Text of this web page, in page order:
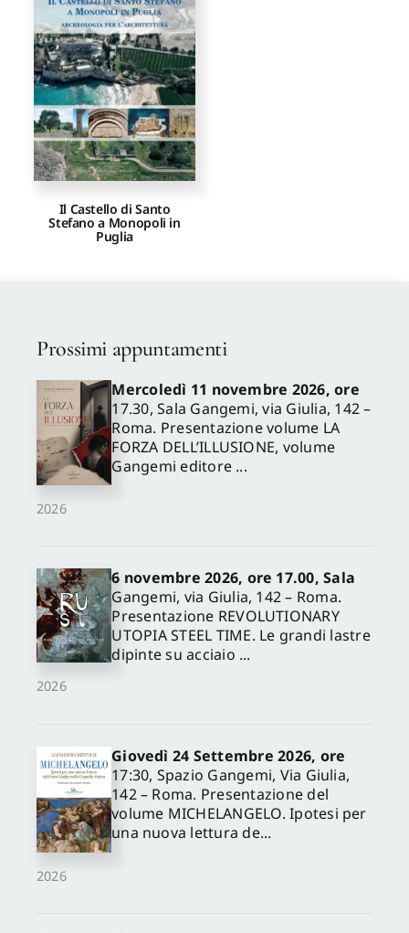
Proposte di pubblicazione
Gangemi Editore
Newsletter
Il Castello di Santo
Stefano a Monopoli in
Puglia
Prossimi appuntamenti
2026
Mercoledì 11 novembre 2026, ore
17.30, Sala Gangemi, via Giulia, 142 –
Roma. Presentazione volume LA
FORZA DELL’ILLUSIONE, volume
Gangemi editore ...
2026
6 novembre 2026, ore 17.00, Sala
Gangemi, via Giulia, 142 – Roma.
Presentazione REVOLUTIONARY
UTOPIA STEEL TIME. Le grandi lastre
dipinte su acciaio ...
2026
Giovedì 24 Settembre 2026, ore
17:30, Spazio Gangemi, Via Giulia,
142 – Roma. Presentazione del
volume MICHELANGELO. Ipotesi per
una nuova lettura de...